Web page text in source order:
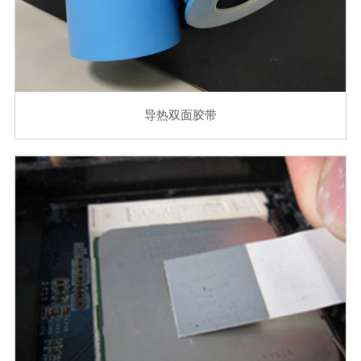
导热双面胶带